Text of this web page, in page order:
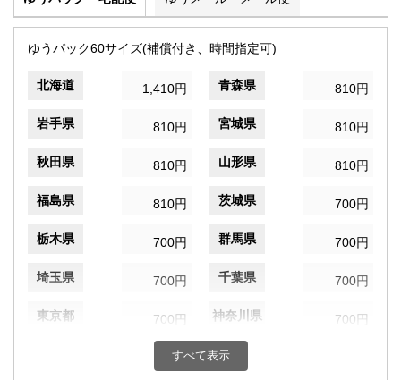
ゆうパック60サイズ(補償付き、時間指定可)
北海道 1,410円 青森県 810円
岩手県 810円 宮城県 810円
秋田県 810円 山形県 810円
福島県 810円 茨城県 700円
栃木県 700円 群馬県 700円
埼玉県 700円 千葉県 700円
東京都 700円 神奈川県 700円
700円 富山県
すべて表示